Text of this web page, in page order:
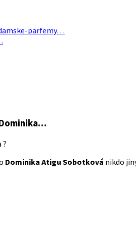
parfemy…
?
Dominika Atigu Sobotková nikdo